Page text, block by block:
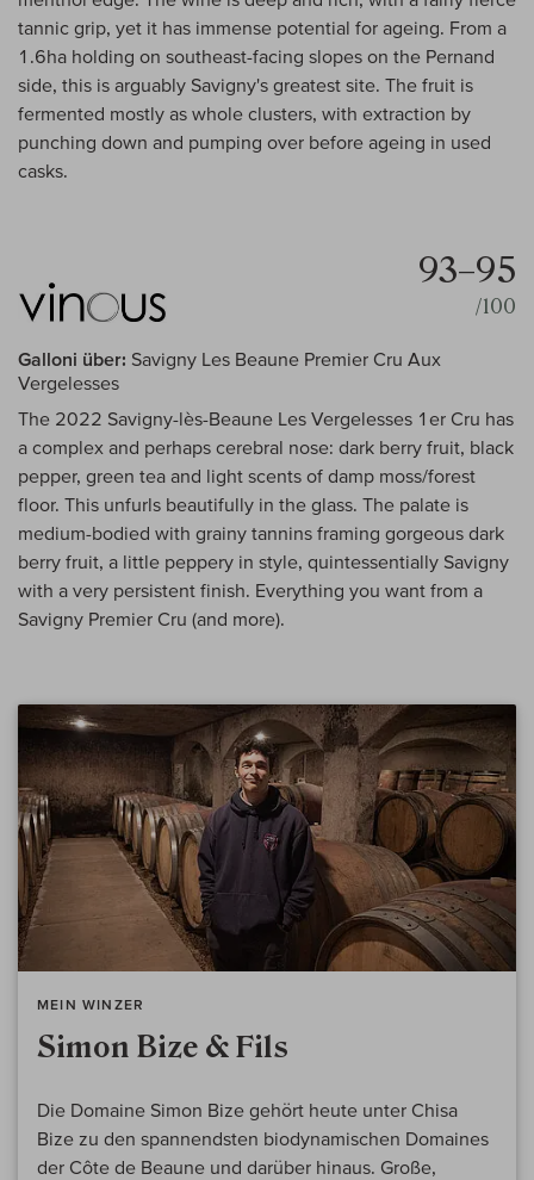
tannic grip, yet it has immense potential for ageing. From a
1.6ha holding on southeast-facing slopes on the Pernand
side, this is arguably Savigny's greatest site. The fruit is
fermented mostly as whole clusters, with extraction by
punching down and pumping over before ageing in used
casks.
93–95
/100
Galloni über: Savigny Les Beaune Premier Cru Aux
Vergelesses
The 2022 Savigny-lès-Beaune Les Vergelesses 1er Cru has
a complex and perhaps cerebral nose: dark berry fruit, black
pepper, green tea and light scents of damp moss/forest
floor. This unfurls beautifully in the glass. The palate is
medium-bodied with grainy tannins framing gorgeous dark
berry fruit, a little peppery in style, quintessentially Savigny
with a very persistent finish. Everything you want from a
Savigny Premier Cru (and more).
MEIN WINZER
Simon Bize & Fils
Die Domaine Simon Bize gehört heute unter Chisa
Bize zu den spannendsten biodynamischen Domaines
der Côte de Beaune und darüber hinaus. Große,